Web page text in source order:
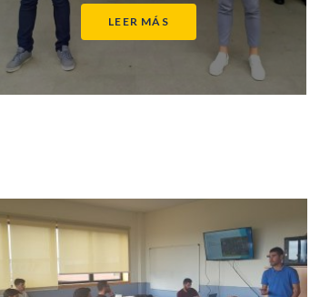
LEER MÁS